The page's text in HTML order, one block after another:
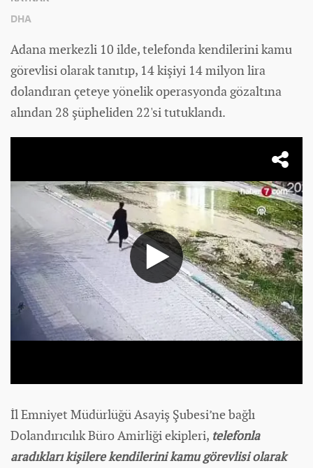
DHA
Adana merkezli 10 ilde, telefonda kendilerini kamu
görevlisi olarak tanıtıp, 14 kişiyi 14 milyon lira
dolandıran çeteye yönelik operasyonda gözaltına
alından 28 şüpheliden 22'si tutuklandı.
İl Emniyet Müdürlüğü Asayiş Şubesi’ne bağlı
Dolandırıcılık Büro Amirliği ekipleri, telefonla
aradıkları kişilere kendilerini kamu görevlisi olarak